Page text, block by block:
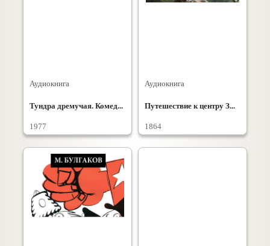
Аудиокнига
Тундра дремучая. Комед...
1977
Аудиокнига
Путешествие к центру З...
1864